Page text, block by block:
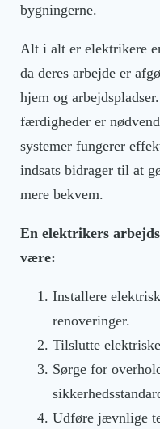
bygningerne.
Alt i alt er elektrikere
da deres arbejde er
hjem og
færdigheder er
systemer fungerer
indsats bidrager til at
mere bekvem.
En elektrikers
være:
Installere
renoveringer.
Tilslutte
Sørge for
Udføre jævnlige